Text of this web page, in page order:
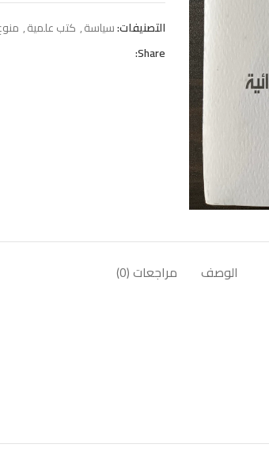
التصنيفات:سياسة, كتب علمية,
Share:
الوصف مراجعات (0)